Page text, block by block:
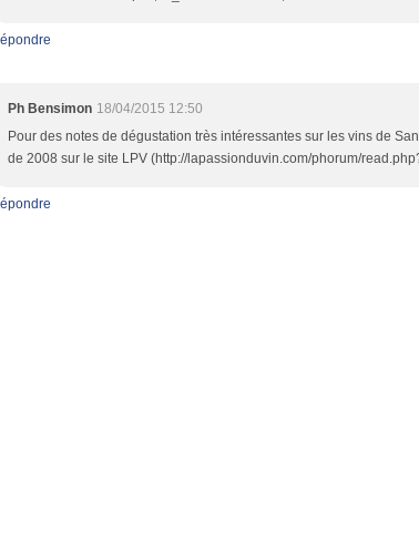
Ph Bensimon 18/04/2015 12:50
Pour des notes de dégustation très intéressantes sur les vins de
de 2008 sur le site LPV (http://lapassionduvin.com/phorum/